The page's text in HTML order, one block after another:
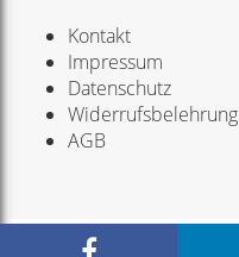
Kontakt
Impressum
Datenschutz
Widerrufsbelehrung
AGB